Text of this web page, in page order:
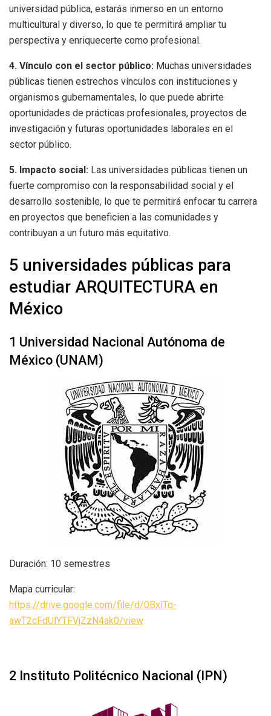
universidad pública, estarás inmerso en un entorno
multicultural y diverso, lo que te permitirá ampliar tu
perspectiva y enriquecerte como profesional.
4. Vínculo con el sector público: Muchas universidades
públicas tienen estrechos vínculos con instituciones y
organismos gubernamentales, lo que puede abrirte
oportunidades de prácticas profesionales, proyectos de
investigación y futuras oportunidades laborales en el
sector público.
5. Impacto social: Las universidades públicas tienen un
fuerte compromiso con la responsabilidad social y el
desarrollo sostenible, lo que te permitirá enfocar tu carrera
en proyectos que beneficien a las comunidades y
contribuyan a un futuro más equitativo.
5 universidades públicas para
estudiar ARQUITECTURA en
México
1 Universidad Nacional Autónoma de
México (UNAM)
Duración: 10 semestres
Mapa curricular:
https://drive.google.com/file/d/0BxlTq-
awT2cFdUlYTFVjZzN4ak0/view
2 Instituto Politécnico Nacional (IPN)